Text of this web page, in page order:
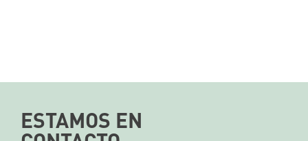
ESTAMOS EN